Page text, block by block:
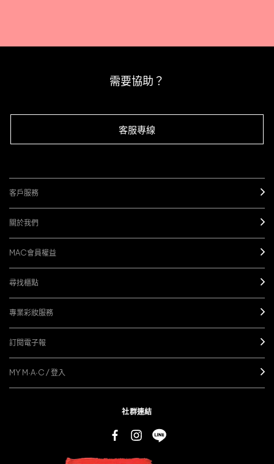
需要協助？
客服專線
客戶服務
關於我們
MAC會員權益
尋找櫃點
專業彩妝服務
訂閱電子報
MY M·A·C / 登入
社群連結